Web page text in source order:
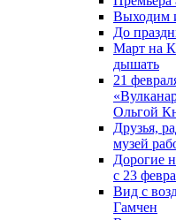
Выходим
До
Март на
дышать
21
Ольгой
Друзья,
музей
Дорогие
с 23
Вид с
Гамчен